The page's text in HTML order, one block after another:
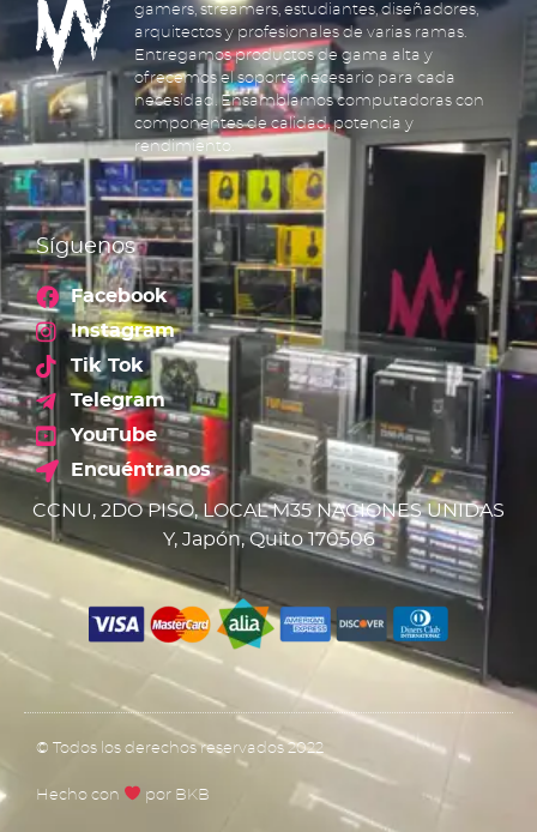
gamers, streamers, estudiantes, diseñadores,
arquitectos y profesionales de varias ramas.
Entregamos productos de gama alta y
ofrecemos el soporte necesario para cada
necesidad. Ensamblamos computadoras con
componentes de calidad, potencia y
rendimiento.
Síguenos
Facebook
Instagram
Tik Tok
Telegram
YouTube
Encuéntranos
CCNU, 2DO PISO, LOCAL M35 NACIONES UNIDAS
Y, Japón, Quito 170506
© Todos los derechos reservados 2022
Hecho con por BKB​​